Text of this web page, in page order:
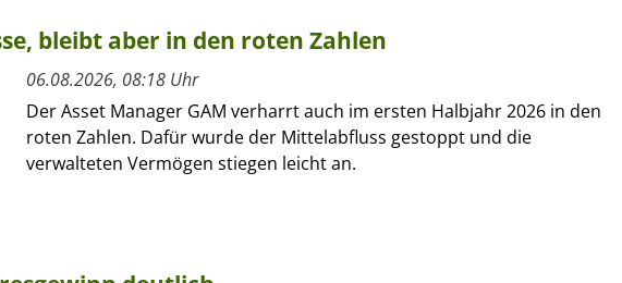
bleibt aber in den roten Zahlen
06.08.2026, 08:18 Uhr
Der Asset Manager GAM verharrt auch im ersten Halbjahr 2026 in den
roten Zahlen. Dafür wurde der Mittelabfluss gestoppt und die
verwalteten Vermögen stiegen leicht an.